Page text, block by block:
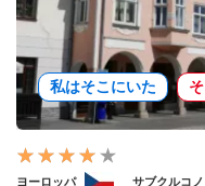
私はそこにいた
ヨーロッパ サブクルコ